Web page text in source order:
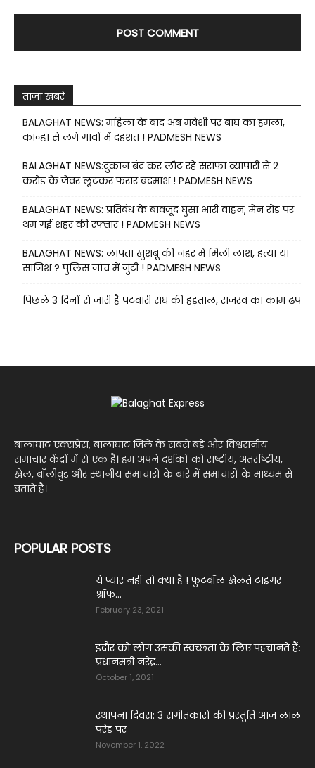
ताज़ा खबरे
BALAGHAT NEWS: महिला के बाद अब मवेशी पर बाघ का हमला,
कान्हा से लगे गांवों में दहशत ! PADMESH NEWS
BALAGHAT NEWS:दुकान बंद कर लौट रहे सराफा व्यापारी से 2
करोड़ के जेवर लूटकर फरार बदमाश ! PADMESH NEWS
BALAGHAT NEWS: प्रतिबंध के बावजूद घुसा भारी वाहन, मेन रोड पर
थम गई शहर की रफ्तार ! PADMESH NEWS
BALAGHAT NEWS: लापता खुशबू की नहर में मिली लाश, हत्या या
साजिश ? पुलिस जांच में जुटी ! PADMESH NEWS
पिछले 3 दिनों से जारी है पटवारी संघ की हड़ताल, राजस्व का काम ढप
बालाघाट एक्सप्रेस, बालाघाट जिले के सबसे बड़े और विश्वसनीय
समाचार केंद्रों में से एक है। हम अपने दर्शकों को राष्ट्रीय, अंतर्राष्ट्रीय,
खेल, बॉलीवुड और स्थानीय समाचारों के बारे में समाचारों के माध्यम से
बताते हैं।
POPULAR POSTS
ये प्‍यार नहीं तो क्‍या है ! फुटबॉल खेलते टाइगर
श्रॉफ...
February 23, 2021
इंदौर को लोग उसकी स्वच्छता के लिए पहचानते हैं:
प्रधानमंत्री नरेंद्र...
October 1, 2021
स्थापना दिवस: 3 संगीतकारों की प्रस्तुति आज लाल
परेड पर
November 1, 2022